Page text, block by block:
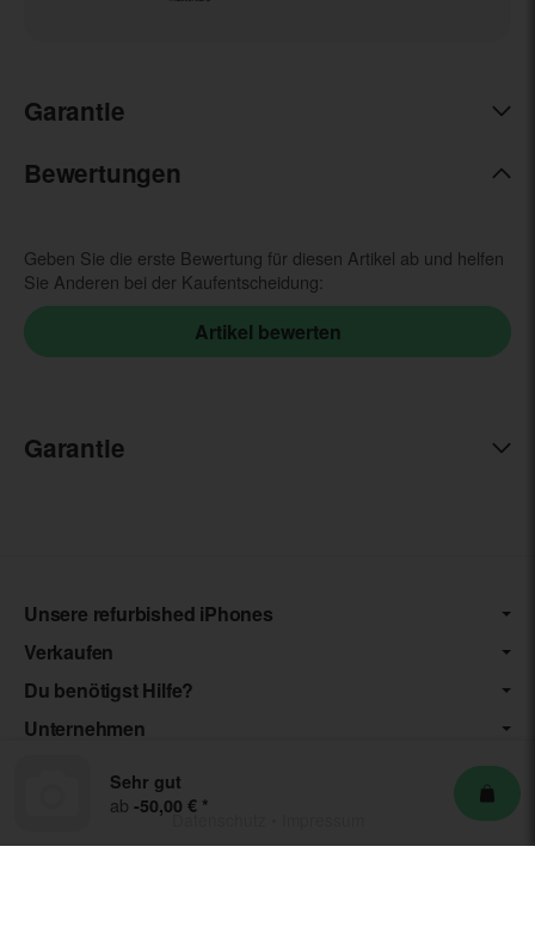
Sehr gut
ab -50,00 € *
Garantie
Bewertungen
Geben Sie die erste Bewertung für diesen Artikel ab und helfen
Sie Anderen bei der Kaufentscheidung:
Garantie
Unsere refurbished iPhones
Verkaufen
Du benötigst Hilfe?
Unternehmen
Datenschutz